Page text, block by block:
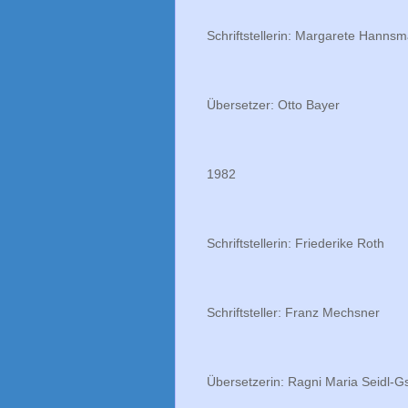
Schriftstellerin: Margarete
Übersetzer: Otto Bayer
1982
Schriftstellerin: Friederike Roth
Schriftsteller: Franz Mechsner
Übersetzerin: Ragni Maria Seidl-